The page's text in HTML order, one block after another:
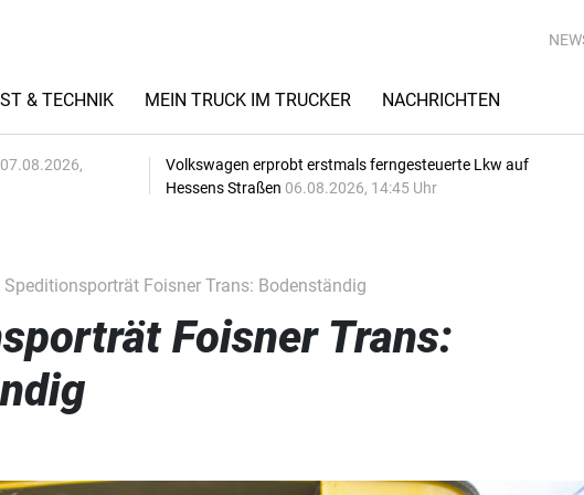
& TECHNIK MEIN TRUCK IM TRUCKER NACHRICHTEN
07.08.2026,
Volkswagen erprobt erstmals ferngesteuerte Lkw auf
Hessens Straßen 06.08.2026, 14:45 Uhr
Speditionsporträt Foisner Trans: Bodenständig
Foisner Trans: